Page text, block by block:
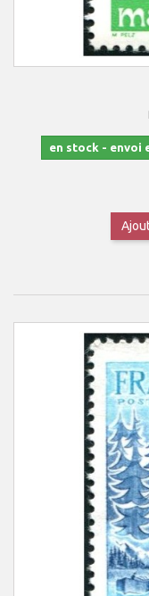
en stock - envoi